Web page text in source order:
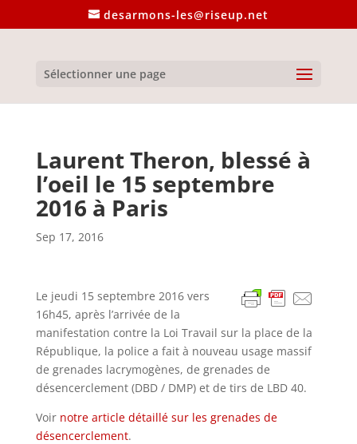
desarmons-les@riseup.net
Sélectionner une page
Laurent Theron, blessé à
l’oeil le 15 septembre
2016 à Paris
Sep 17, 2016
Le jeudi 15 septembre 2016 vers
16h45, après l’arrivée de la
manifestation contre la Loi Travail sur la place de la
République, la police a fait à nouveau usage massif
de grenades lacrymogènes, de grenades de
désencerclement (DBD / DMP) et de tirs de LBD 40.
Voir notre article détaillé sur les grenades de
désencerclement.